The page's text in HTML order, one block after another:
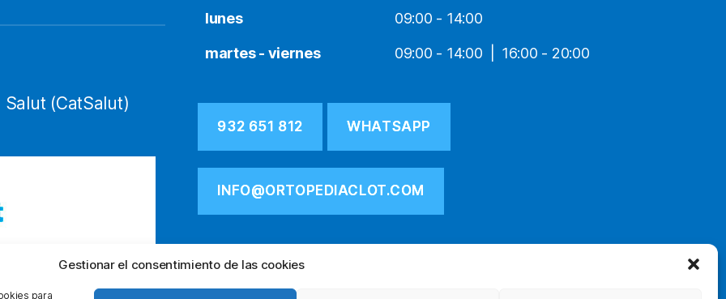
Gestionar el consentimiento de las cookies
para
(CatSalut)
lunes 09:00 - 14:00
martes - viernes 09:00 - 14:00 16:00 - 20:00
932 651 812 WHATSAPP
INFO@ORTOPEDIACLOT.COM